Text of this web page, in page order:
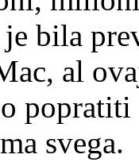
bila
al
popratiti
svega.